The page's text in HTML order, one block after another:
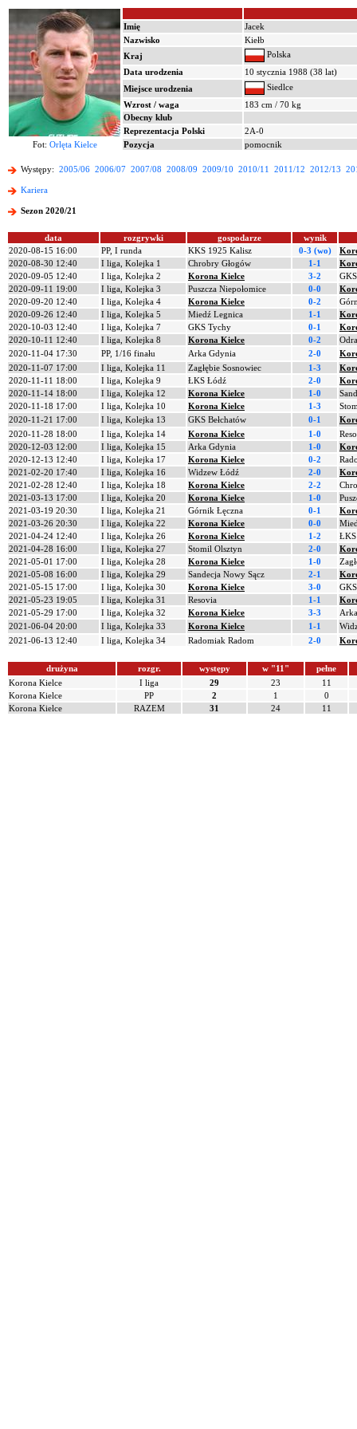
Imię
Jacek
Nazwisko
Kiełb
Kraj
Polska
Data urodzenia
10 stycznia 1988 (38 lat)
Miejsce urodzenia
Siedlce
Wzrost / waga
183 cm / 70 kg
Obecny klub
Reprezentacja Polski
2A-0
Fot: Orlęta Kielce Pozycja pomocnik
Występy: 2005/06 2006/07 2007/08 2008/09 2009/10 2010/11 2011/12 2012/13
Kariera
Sezon 2020/21
data rozgrywki gospodarze
wynik
2020-08-15 16:00
PP, I runda KKS 1925 Kalisz 0-3 (wo)
2020-08-30 12:40
I liga, Kolejka 1 Chrobry Głogów 1-1
2020-09-05 12:40
I liga, Kolejka 2 Korona Kielce 3-2
2020-09-11 19:00
I liga, Kolejka 3 Puszcza Niepołomice 0-0
2020-09-20 12:40
I liga, Kolejka 4 Korona Kielce 0-2
2020-09-26 12:40
I liga, Kolejka 5 Miedź Legnica 1-1
2020-10-03 12:40
I liga, Kolejka 7 GKS Tychy 0-1
2020-10-11 12:40
I liga, Kolejka 8 Korona Kielce 0-2
2020-11-04 17:30
PP, 1/16 finału Arka Gdynia 2-0
2020-11-07 17:00
I liga, Kolejka 11 Zagłębie Sosnowiec 1-3
2020-11-11 18:00
I liga, Kolejka 9 ŁKS Łódź 2-0
2020-11-14 18:00
I liga, Kolejka 12 Korona Kielce 1-0
2020-11-18 17:00
I liga, Kolejka 10 Korona Kielce 1-3
2020-11-21 17:00
I liga, Kolejka 13 GKS Bełchatów 0-1
2020-11-28 18:00
I liga, Kolejka 14 Korona Kielce 1-0
2020-12-03 12:00
I liga, Kolejka 15 Arka Gdynia 1-0
2020-12-13 12:40
I liga, Kolejka 17 Korona Kielce 0-2
2021-02-20 17:40
I liga, Kolejka 16 Widzew Łódź 2-0
2021-02-28 12:40
I liga, Kolejka 18 Korona Kielce 2-2
2021-03-13 17:00
I liga, Kolejka 20 Korona Kielce 1-0
2021-03-19 20:30
I liga, Kolejka 21 Górnik Łęczna 0-1
2021-03-26 20:30
I liga, Kolejka 22 Korona Kielce 0-0
2021-04-24 12:40
I liga, Kolejka 26 Korona Kielce 1-2
2021-04-28 16:00
I liga, Kolejka 27 Stomil Olsztyn 2-0
2021-05-01 17:00
I liga, Kolejka 28 Korona Kielce 1-0
2021-05-08 16:00
I liga, Kolejka 29 Sandecja Nowy Sącz 2-1
2021-05-15 17:00
I liga, Kolejka 30 Korona Kielce 3-0
2021-05-23 19:05
I liga, Kolejka 31 Resovia 1-1
2021-05-29 17:00
I liga, Kolejka 32 Korona Kielce 3-3
2021-06-04 20:00
I liga, Kolejka 33 Korona Kielce 1-1
2021-06-13 12:40
I liga, Kolejka 34 Radomiak Radom 2-0
drużyna rozgr. występy w "11"
pełne
Korona Kielce
I liga 29 23
11
Korona Kielce
PP 2 1
0
Korona Kielce
RAZEM 31 24 11